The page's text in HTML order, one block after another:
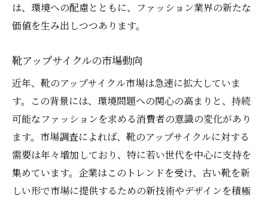
は、環境への配慮とともに、ファッション業界の新たな
価値を生み出しつつあります。
靴アップサイクルの市場動向
近年、靴のアップサイクル市場は急速に拡大していま
す。この背景には、環境問題への関心の高まりと、持続
可能なファッションを求める消費者の意識の変化があり
ます。市場調査によれば、靴のアップサイクルに対する
需要は年々増加しており、特に若い世代を中心に支持を
集めています。企業はこのトレンドを受け、古い靴を新
しい形で市場に提供するための新技術やデザインを積極